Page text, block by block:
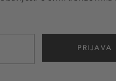
PRIJAVA